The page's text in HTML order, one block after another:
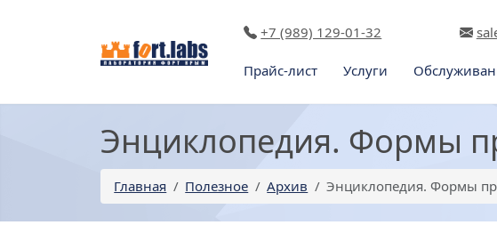
+7 (989) 129-01-32
Прайс-лист Услуги
Энциклопедия. Формы
Главная Полезное Архив Энциклопедия. Формы